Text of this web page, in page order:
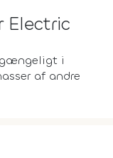
Electric
i
af andre